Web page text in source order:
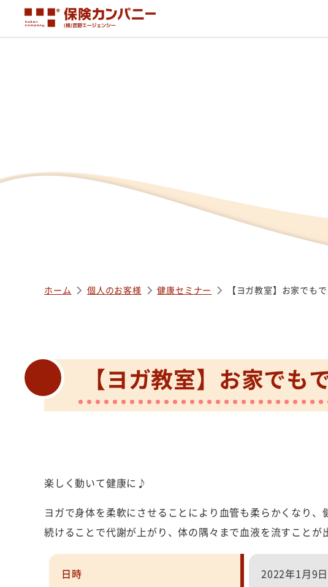
ホーム 個人のお客様 健康セミナー 【ヨガ教室】お家でも
【ヨガ教室】お家で
楽しく動いて健康に♪
ヨガで身体を柔軟にさせることにより血管も柔らかくなり、
続けることで代謝が上がり、体の隅々まで血液を流すことが
日時 2022年1月9